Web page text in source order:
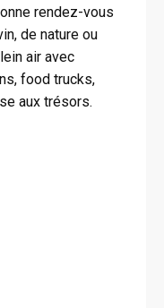
rendez-vous
de nature ou
air avec
food trucks,
aux trésors.